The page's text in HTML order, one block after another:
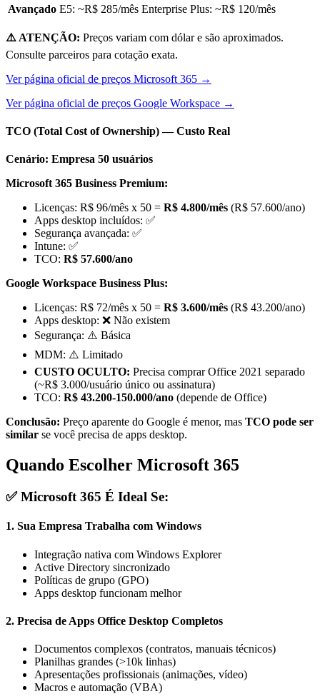
Avançado E5: ~R$ 285/mês Enterprise Plus: ~R$ 120/mês
⚠️ ATENÇÃO: Preços variam com dólar e são aproximados.
Consulte parceiros para cotação exata.
Ver página oficial de preços Microsoft 365 →
Ver página oficial de preços Google Workspace →
TCO (Total Cost of Ownership) — Custo Real
Cenário: Empresa 50 usuários
Microsoft 365 Business Premium:
Licenças: R$ 96/mês x 50 = R$ 4.800/mês (R$ 57.600/ano)
Apps desktop incluídos: ✅
Segurança avançada: ✅
Intune: ✅
TCO: R$ 57.600/ano
Google Workspace Business Plus:
Licenças: R$ 72/mês x 50 = R$ 3.600/mês (R$ 43.200/ano)
Apps desktop: ❌ Não existem
Segurança: ⚠️ Básica
MDM: ⚠️ Limitado
CUSTO OCULTO: Precisa comprar Office 2021 separado
(~R$ 3.000/usuário único ou assinatura)
TCO: R$ 43.200-150.000/ano (depende de Office)
Conclusão: Preço aparente do Google é menor, mas TCO pode ser
similar se você precisa de apps desktop.
Quando Escolher Microsoft 365
✅ Microsoft 365 É Ideal Se:
1. Sua Empresa Trabalha com Windows
Integração nativa com Windows Explorer
Active Directory sincronizado
Políticas de grupo (GPO)
Apps desktop funcionam melhor
2. Precisa de Apps Office Desktop Completos
Documentos complexos (contratos, manuais técnicos)
Planilhas grandes (>10k linhas)
Apresentações profissionais (animações, vídeo)
Macros e automação (VBA)